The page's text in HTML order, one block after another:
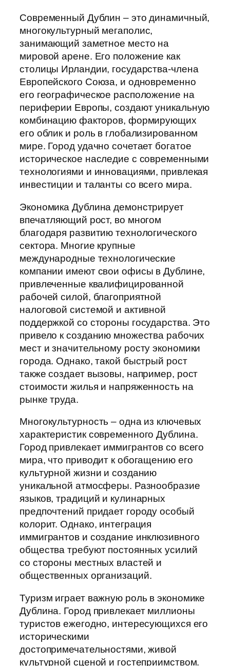
Современный Дублин – это динамичный,
многокультурный мегаполис,
занимающий заметное место на
мировой арене. Его положение как
столицы Ирландии, государства-члена
Европейского Союза, и одновременно
его географическое расположение на
периферии Европы, создают уникальную
комбинацию факторов, формирующих
его облик и роль в глобализированном
мире. Город удачно сочетает богатое
историческое наследие с современными
технологиями и инновациями, привлекая
инвестиции и таланты со всего мира.
Экономика Дублина демонстрирует
впечатляющий рост, во многом
благодаря развитию технологического
сектора. Многие крупные
международные технологические
компании имеют свои офисы в Дублине,
привлеченные квалифицированной
рабочей силой, благоприятной
налоговой системой и активной
поддержкой со стороны государства. Это
привело к созданию множества рабочих
мест и значительному росту экономики
города. Однако, такой быстрый рост
также создает вызовы, например, рост
стоимости жилья и напряженность на
рынке труда.
Многокультурность – одна из ключевых
характеристик современного Дублина.
Город привлекает иммигрантов со всего
мира, что приводит к обогащению его
культурной жизни и созданию
уникальной атмосферы. Разнообразие
языков, традиций и кулинарных
предпочтений придает городу особый
колорит. Однако, интеграция
иммигрантов и создание инклюзивного
общества требуют постоянных усилий
со стороны местных властей и
общественных организаций.
Туризм играет важную роль в экономике
Дублина. Город привлекает миллионы
туристов ежегодно, интересующихся его
историческими
достопримечательностями, живой
культурной сценой и гостеприимством.